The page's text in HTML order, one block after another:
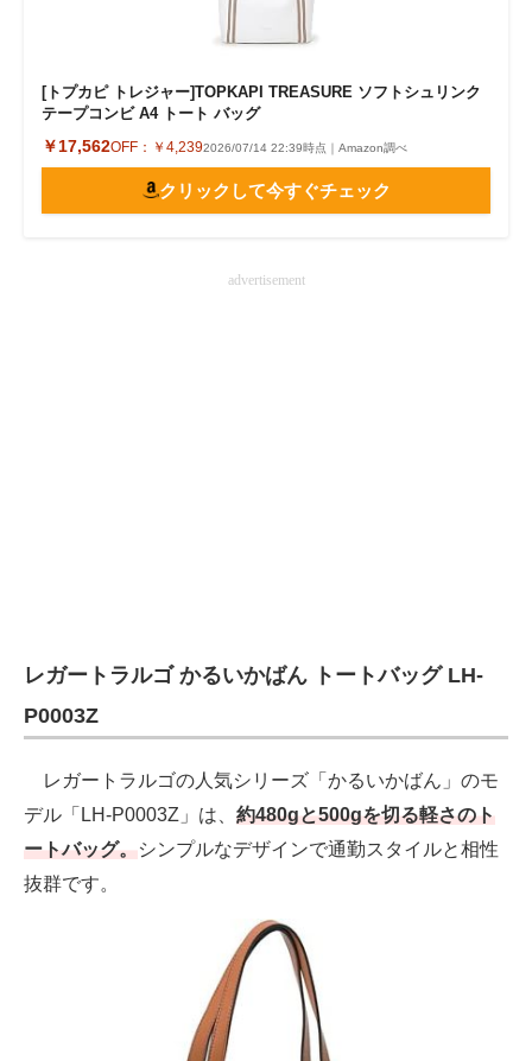
[トプカピ トレジャー]TOPKAPI TREASURE ソフトシュリンク
テープコンビ A4 トート バッグ
￥17,562OFF： ￥4,2392026/07/14 22:39時点｜Amazon調べ
クリックして今すぐチェック
advertisement
レガートラルゴ かるいかばん トートバッグ LH-
P0003Z
レガートラルゴの人気シリーズ「かるいかばん」のモ
デル「LH-P0003Z」は、 約480gと500gを切る軽さのト
ートバッグ。シンプルなデザインで通勤スタイルと相性
抜群です。